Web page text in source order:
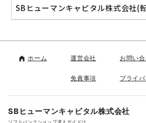
SBヒューマンキャピタル株式会社(
ホーム 運営会社 お問い
免責事項 プライ
SBヒューマンキャピタル株式会社
ソフトバンクショップ求人ガイドは